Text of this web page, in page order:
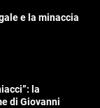
e la minaccia
la
di Giovanni